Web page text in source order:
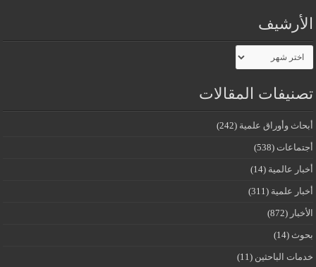
الأرشيف
الأرشيف
تصنيفات المقالات
أبحاث وأوراق علمية (242)
أجتماعات (538)
أخبار عالمية (14)
أخبار علمية (311)
الأخبار (872)
بحوث (14)
خدمات الباحثين (11)